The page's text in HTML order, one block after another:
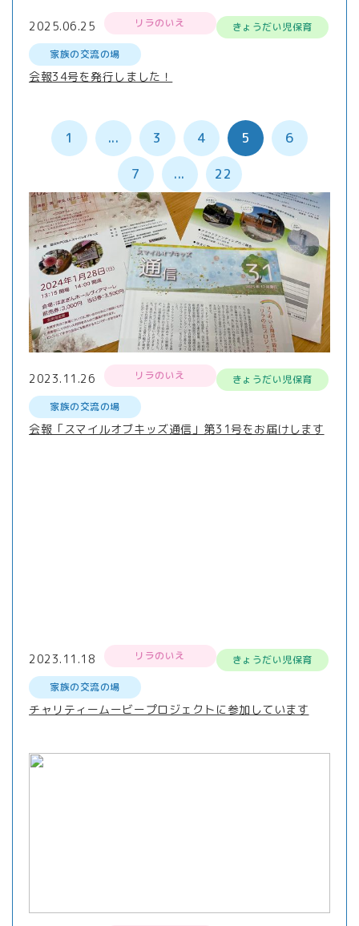
2025.06.25 リラのいえ
きょうだい児保育
家族の交流の場
会報34号を発行しました！
1 ... 3 4 5 6
7 ... 22
2023.11.26 リラのいえ
きょうだい児保育
家族の交流の場
会報「スマイルオブキッズ通信」第31号をお届けします
2023.11.18 リラのいえ
きょうだい児保育
家族の交流の場
チャリティームービープロジェクトに参加しています